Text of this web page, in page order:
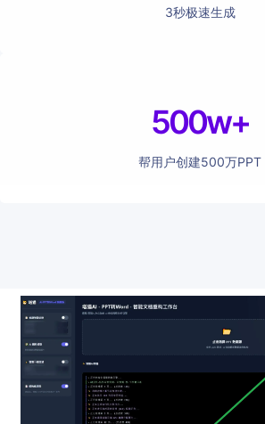
3秒极速生成
500w+
帮用户创建500万PPT